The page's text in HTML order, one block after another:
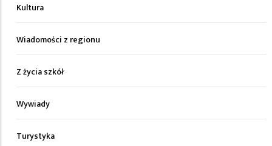
Kultura
Wiadomości z regionu
Z życia szkół
Wywiady
Turystyka